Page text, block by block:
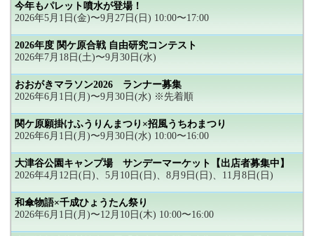
今年もパレット噴水が登場！
2026年5月1日(金)〜9月27日(日) 10:00〜17:00
2026年度 関ケ原合戦 自由研究コンテスト
2026年7月18日(土)〜9月30日(水)
おおがきマラソン2026 ランナー募集
2026年6月1日(月)〜9月30日(水) ※先着順
関ケ原願掛けふうりんまつり×招風うちわまつり
2026年6月1日(月)〜9月30日(水) 10:00〜16:00
大津谷公園キャンプ場 サンデーマーケット【出店者募集中】
2026年4月12日(日)、5月10日(日)、8月9日(日)、11月8日(日)
和傘物語×千成ひょうたん祭り
2026年6月1日(月)〜12月10日(木) 10:00〜16:00